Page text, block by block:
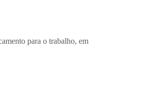
para o trabalho, em